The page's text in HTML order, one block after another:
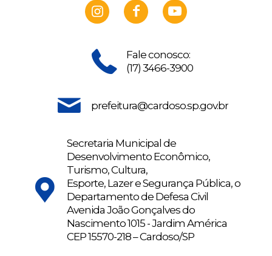
Fale conosco:
(17) 3466-3900
prefeitura@cardoso.sp.gov.br
Secretaria Municipal de
Desenvolvimento Econômico,
Turismo, Cultura,
Esporte, Lazer e Segurança Pública, o
Departamento de Defesa Civil
Avenida João Gonçalves do
Nascimento 1015 - Jardim América
CEP 15570-218 – Cardoso/SP